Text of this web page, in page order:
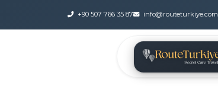
+90 507 766 35 87 info@routeturkiye.com